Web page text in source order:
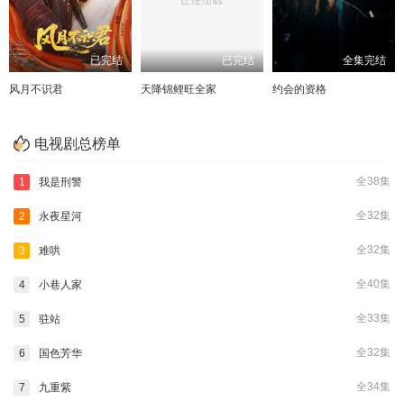
已完结
风月不识君
已完结
天降锦鲤旺全家
全集完结
约会的资格
电视剧总榜单
全38集
1 我是刑警
全32集
2 永夜星河
全32集
3 难哄
全40集
4 小巷人家
全33集
5 驻站
全32集
6 国色芳华
全34集
7 九重紫